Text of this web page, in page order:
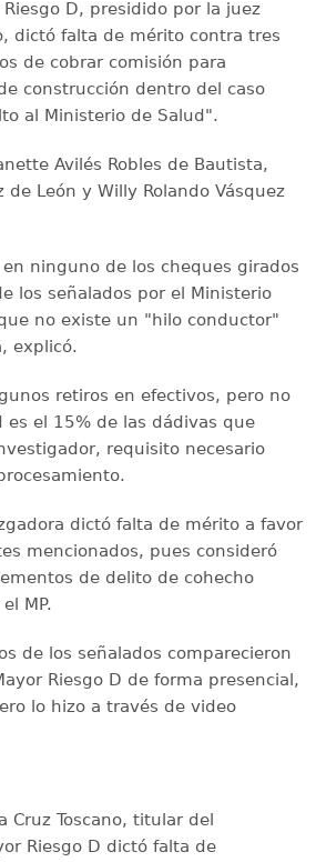
Riesgo D, presidido por la juez
dictó falta de mérito contra tres
de cobrar comisión para
construcción dentro del caso
al Ministerio de Salud".
Avilés Robles de Bautista,
de León y Willy Rolando Vásquez
ninguno de los cheques girados
los señalados por el Ministerio
no existe un "hilo conductor"
explicó.
retiros en efectivos, pero no
es el 15% de las dádivas que
requisito necesario
dictó falta de mérito a favor
mencionados, pues consideró
de delito de cohecho
MP.
de los señalados comparecieron
Riesgo D de forma presencial,
lo hizo a través de video
Cruz Toscano, titular del
Riesgo D dictó falta de